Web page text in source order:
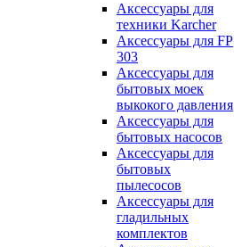
Аксессуары для
техники Karcher
Аксессуары для FP
303
Аксессуары для
бытовых моек
выкокого давления
Аксессуары для
бытовых насосов
Аксессуары для
бытовых
пылесосов
Аксессуары для
гладильных
комплектов